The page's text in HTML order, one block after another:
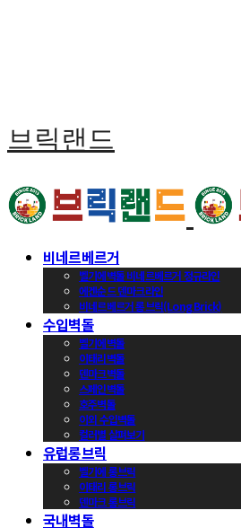
브릭랜드
비네르베르거
벨기에벽돌 비네르베르거 정규라인
에겐순드 덴마크라인
비네르베르거 롱브릭(Long Brick)
수입벽돌
벨기에벽돌
이태리벽돌
덴마크벽돌
스페인벽돌
호주벽돌
이외 수입벽돌
컬러별 살펴보기
유럽롱브릭
벨기에 롱브릭
이태리 롱브릭
덴마크 롱브릭
국내벽돌